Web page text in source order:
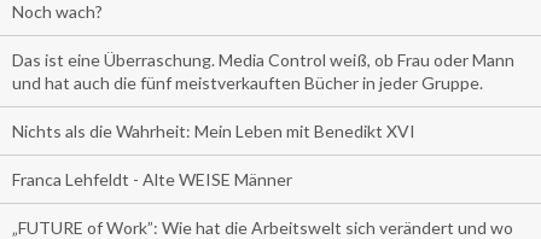
Noch wach?
Das ist eine Überraschung. Media Control weiß, ob Frau oder Mann
und hat auch die fünf meistverkauften Bücher in jeder Gruppe.
Nichts als die Wahrheit: Mein Leben mit Benedikt XVI
Franca Lehfeldt - Alte WEISE Männer
„FUTURE of Work”: Wie hat die Arbeitswelt sich verändert und wo